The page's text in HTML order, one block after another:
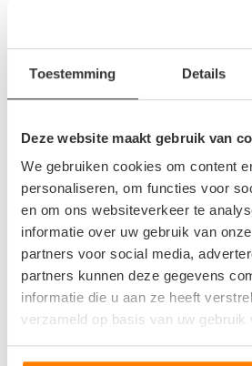
Toestemming Details
Deze website maakt gebruik van
We gebruiken cookies om content
personaliseren, om functies voor
en om ons websiteverkeer te
informatie over uw gebruik van
partners voor social media,
partners kunnen deze gegevens
informatie die u aan ze heeft
verzameld op basis van uw gebruik
Máte nepojízdné auto nebo auto,
případě můžete auto nechat kdekoli
odvozu automobilu. Většinou je to
24 hodin. Zajímá Vás hodnota Vašeho
prosím, demontážní společnost.
Nákup náhradních dílů z ojetých aut
Chcete koupit náhradní díly a neplatit
Použitá auta Vám v tomto případě